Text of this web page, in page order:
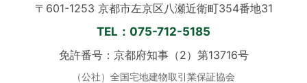
〒601-1253 京都市左京区八瀬近衛町354番地31
TEL：075-712-5185
免許番号：京都府知事（2）第13716号
（公社）全国宅地建物取引業保証協会